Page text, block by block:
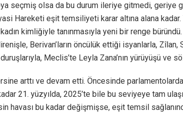
seçmiş olsa da bu durum ileriye gitmedi, geriye
Hareketi eşit temsiliyeti karar altına alana
kimliğiyle tanınmasıyla yeni bir renge büründü.
Berivan’ların öncülük ettiği isyanlarla, Zîlan,
Meclis’te Leyla Zana’nın yürüyüşü ve
arttı ve devam etti. Öncesinde
21. yüzyılda, 2025’te bile bu seviyeye tam
havası bu kadar değişmişse, eşit temsil